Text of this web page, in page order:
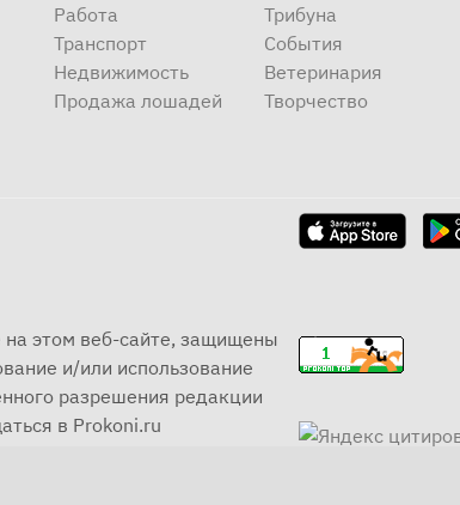
Работа
Транспорт
Недвижимость
Продажа лошадей
Трибуна
События
Ветеринария
Творчество
этом веб-сайте, защищены
и/или использование
разрешения редакции
в Prokoni.ru